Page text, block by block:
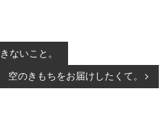
ないこと。
空のきもちをお届けしたくて。